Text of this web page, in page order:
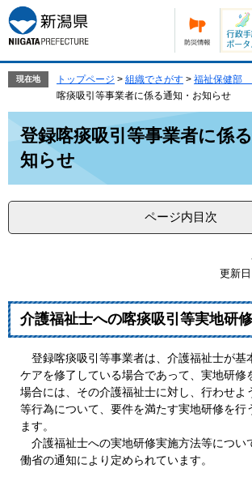
ー
ジ
の
で
す。
ニ
ュ
ー
ば
現在地 トップページ > 組織でさがす > 福祉保健部
喀痰吸引等事業者に係る通知・お知らせ
登録喀痰吸引等事業者に係
知らせ
ページ内目次
更新
介護福祉士への喀痰吸引等実地研
登録喀痰吸引等事業者は、介護福祉士が基
ケアを修了している場合であって、実地研修
場合には、その介護福祉士に対し、行わせよ
等行為について、要件を満たす実地研修を行
ます。
介護福祉士への実地研修実施方法等につい
働省の通知により定められています。